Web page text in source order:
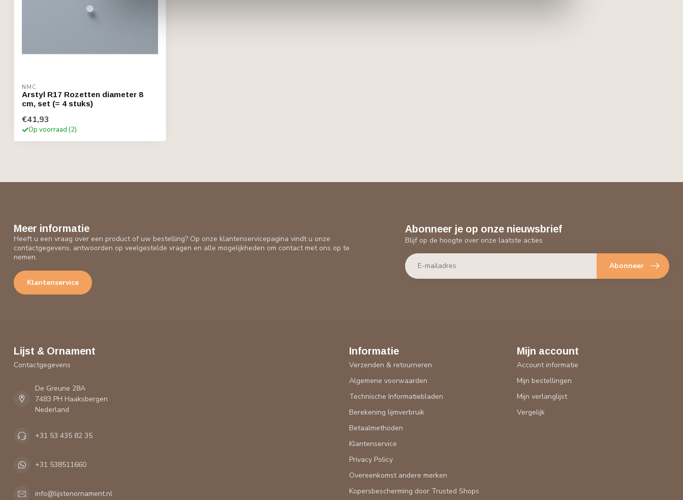
NMC
Arstyl R17 Rozetten diameter 8
cm, set (= 4 stuks)
€41,93
Op voorraad (2)
Meer informatie
Heeft u een vraag over een product of uw bestelling? Op onze klantenservicepagina vindt u onze
contactgegevens, antwoorden op veelgestelde vragen en alle mogelijkheden om contact met ons op te
nemen.
Klantenservice
Abonneer je op onze nieuwsbrief
Blijf op de hoogte over onze laatste acties
Abonneer
Lijst & Ornament
Contactgegevens
De Greune 28A
7483 PH Haaksbergen
Nederland
+31 53 435 82 35
+31 538511660
info@lijstenornament.nl
Informatie
Verzenden & retourneren
Algemene voorwaarden
Technische Informatiebladen
Berekening lijmverbruik
Betaalmethoden
Klantenservice
Privacy Policy
Overeenkomst andere merken
Kopersbescherming door Trusted Shops
Mijn account
Account informatie
Mijn bestellingen
Mijn verlanglijst
Vergelijk